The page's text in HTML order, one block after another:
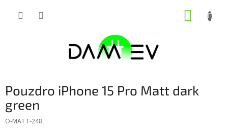
Pouzdro iPhone 15 Pro Matt dark
green
O-MATT-248